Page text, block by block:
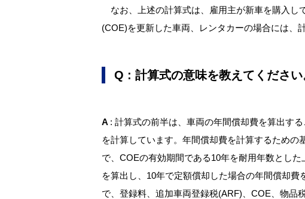
なお、上述の計算式は、雇用主が新車を購入し
(COE)を更新した車両、レンタカーの場合には、
Q : 計算式の意味を教えてください
A : 計算式の前半は、車両の年間償却費を算出す
を計算しています。年間償却費を計算するため
で、COEの有効期間である10年を耐用年数とし
を算出し、10年で定額償却した場合の年間償却
で、登録料、追加車両登録税(ARF)、COE、物品